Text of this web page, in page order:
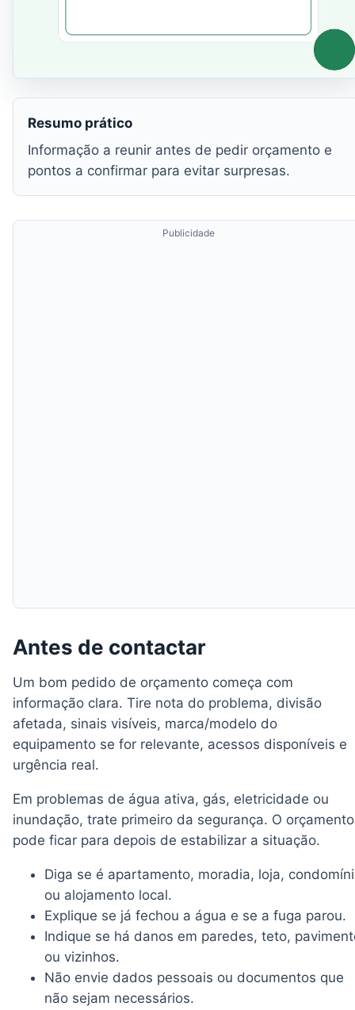
Resumo prático
Informação a reunir antes de pedir orçamento e
pontos a confirmar para evitar surpresas.
Publicidade
Antes de contactar
Um bom pedido de orçamento começa com
informação clara. Tire nota do problema, divisão
afetada, sinais visíveis, marca/modelo do
equipamento se for relevante, acessos disponíveis e
urgência real.
Em problemas de água ativa, gás, eletricidade ou
inundação, trate primeiro da segurança. O orçamento
pode ficar para depois de estabilizar a situação.
Diga se é apartamento, moradia, loja,
ou alojamento local.
Explique se já fechou a água e se a fuga parou.
Indique se há danos em paredes, teto,
ou vizinhos.
Não envie dados pessoais ou documentos que
não sejam necessários.